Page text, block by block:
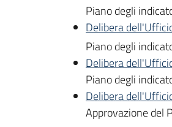
Piano degli
Delibera
Piano degli
Delibera
Piano degli
Delibera
Approvazione del